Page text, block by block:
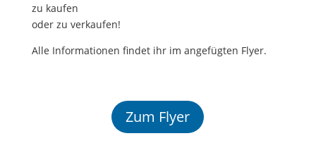
zu kaufen
oder zu verkaufen!
Alle Informationen findet ihr im angefügten Flyer.
Zum Flyer